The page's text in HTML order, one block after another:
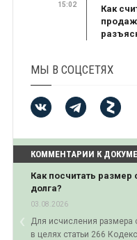
15:02
Как
МЫ В СОЦСЕТЯХ
КОММЕНТАРИИ К
Как посчитать размер
долга?
03.08.2026
Для исчисления размера
в целях статьи 266
‹Previous